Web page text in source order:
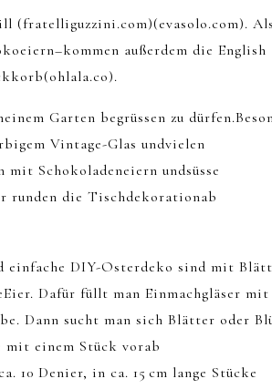
(fratelliguzzini.com)(evasolo.com). Als
außerdem die English
Garten begrüssen zu
Vintage-Glas undvielen
Schokoladeneiern undsüsse
runden die Tischdekorationab
einfache DIY-Osterdeko sind mit
Dafür füllt man Einmachgläser mit
Dann sucht man sich Blätter oder
einem Stück vorab
10 Denier, in ca. 15 cm lange Stücke